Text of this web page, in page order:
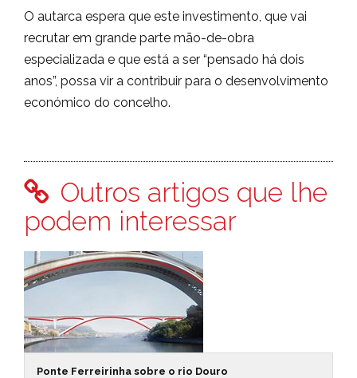
O autarca espera que este investimento, que vai
recrutar em grande parte mão-de-obra
especializada e que está a ser “pensado há dois
anos”, possa vir a contribuir para o desenvolvimento
económico do concelho.
Outros artigos que lhe
podem interessar
Ponte Ferreirinha sobre o rio Douro